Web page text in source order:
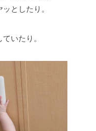
としたり。
いたり。